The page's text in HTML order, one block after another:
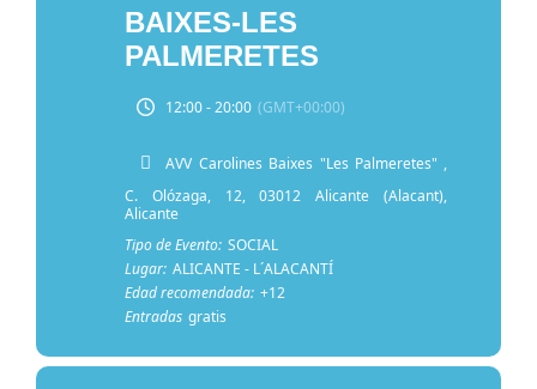
BAIXES-LES
PALMERETES
12:00 - 20:00 (GMT+00:00)
AVV Carolines Baixes "Les Palmeretes" ,
C. Olózaga, 12, 03012 Alicante (Alacant),
Alicante
Tipo de Evento: SOCIAL
Lugar: ALICANTE - L´ALACANTÍ
Edad recomendada: +12
Entradas gratis